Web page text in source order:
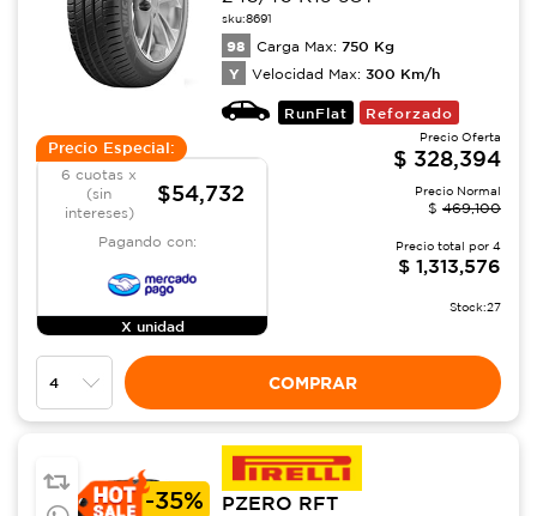
sku:8691
98 Carga Max: 750 Kg
Y Velocidad Max: 300 Km/h
RunFlat Reforzado
Precio Especial:
6 cuotas x
(sin
intereses)
$54,732
Pagando con:
X unidad
Precio Oferta
$ 328,394
Precio Normal
$ 469,100
Precio total por 4
$ 1,313,576
Stock:27
COMPRAR
-35%
PZERO RFT